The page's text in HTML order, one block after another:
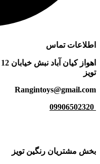
اطلاعات تماس
تویز
Rangintoys@gmail.com
بخش مشتریان رنگین تویز